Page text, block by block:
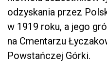
odzyskania przez
w 1919 roku, a jego
na Cmentarzu
Powstańczej Górki.